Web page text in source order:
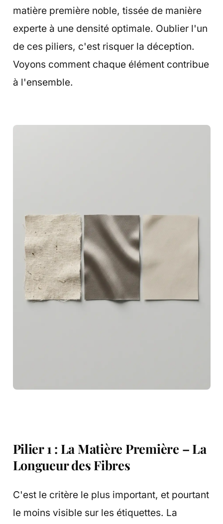
matière première noble, tissée de manière
experte à une densité optimale. Oublier l'un
de ces piliers, c'est risquer la déception.
Voyons comment chaque élément contribue
à l'ensemble.
Pilier 1 : La Matière Première – La
Longueur des Fibres
C'est le critère le plus important, et pourtant
le moins visible sur les étiquettes. La